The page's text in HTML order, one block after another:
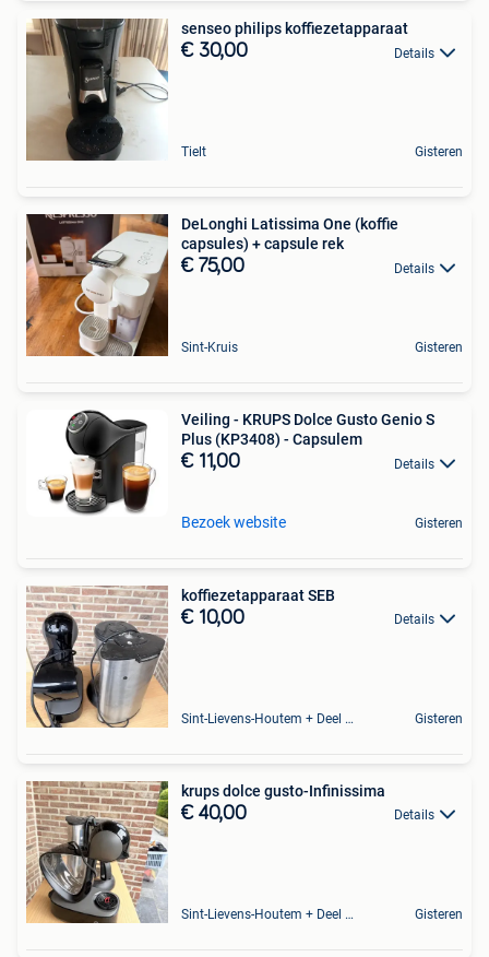
senseo philips koffiezetapparaat
€ 30,00 Details
Tielt Gisteren
DeLonghi Latissima One (koffie
capsules) + capsule rek
€ 75,00 Details
Sint-Kruis Gisteren
Veiling - KRUPS Dolce Gusto Genio S
Plus (KP3408) - Capsulem
€ 11,00 Details
Bezoek website Gisteren
koffiezetapparaat SEB
€ 10,00 Details
Sint-Lievens-Houtem + Deel Oombergen Gisteren
krups dolce gusto-Infinissima
€ 40,00 Details
Sint-Lievens-Houtem + Deel Oombergen Gisteren